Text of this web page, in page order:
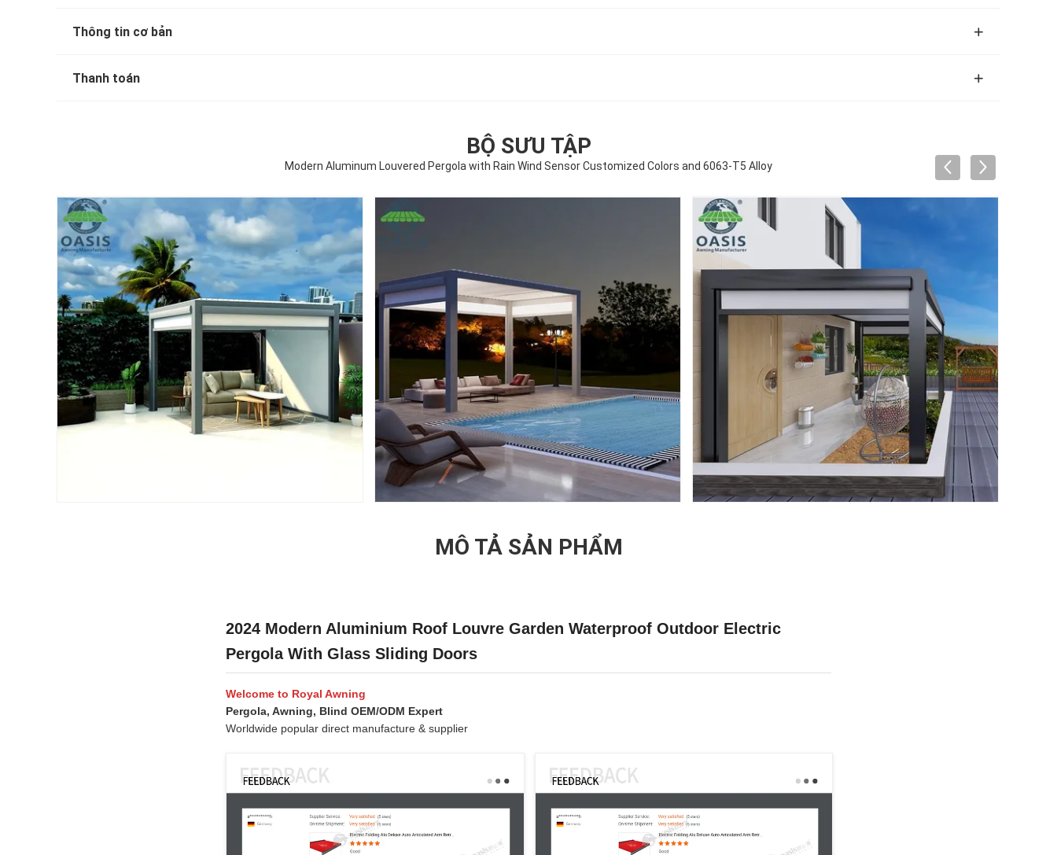
Thông tin cơ bản
Thanh toán
BỘ SƯU TẬP
Modern Aluminum Louvered Pergola with Rain Wind Sensor Customized Colors and 6063-T5 Alloy
MÔ TẢ SẢN PHẨM
2024 Modern Aluminium Roof Louvre Garden Waterproof Outdoor Electric
Pergola With Glass Sliding Doors
Welcome to Royal Awning
Pergola, Awning, Blind OEM/ODM Expert
Worldwide popular direct manufacture & supplier